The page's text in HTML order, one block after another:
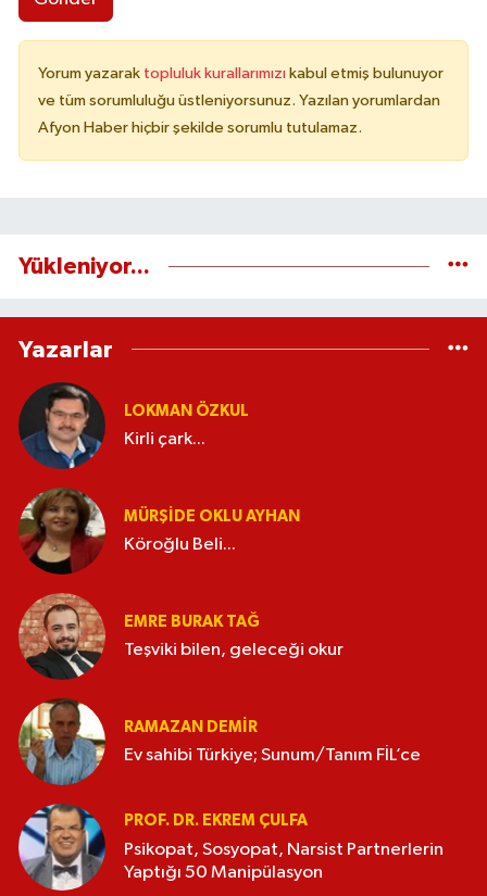
Yorum yazarak topluluk kurallarımızı kabul etmiş bulunuyor
ve tüm sorumluluğu üstleniyorsunuz. Yazılan yorumlardan
Afyon Haber hiçbir şekilde sorumlu tutulamaz.
Yükleniyor...
Yazarlar
LOKMAN ÖZKUL
Kirli çark...
MÜRŞIDE OKLU AYHAN
Köroğlu Beli...
EMRE BURAK TAĞ
Teşviki bilen, geleceği okur
RAMAZAN DEMİR
Ev sahibi Türkiye; Sunum/Tanım FİL’ce
PROF. DR. EKREM ÇULFA
Psikopat, Sosyopat, Narsist Partnerlerin
Yaptığı 50 Manipülasyon